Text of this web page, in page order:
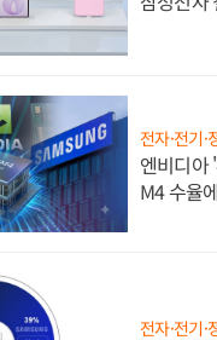
전자·전기·
엔비디아
M4 수율
전자·전기·